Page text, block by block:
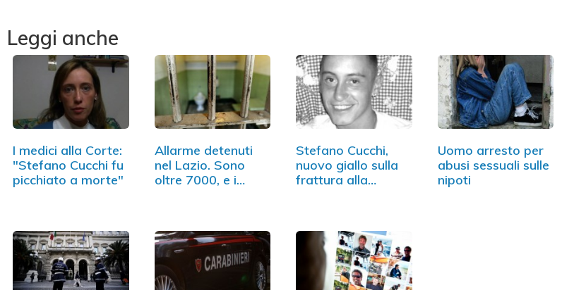
Leggi anche
I medici alla Corte:
"Stefano Cucchi fu
picchiato a morte"
Allarme detenuti
nel Lazio. Sono
oltre 7000, e i…
Stefano Cucchi,
nuovo giallo sulla
frattura alla
Uomo arresto per
abusi sessuali sulle
nipoti